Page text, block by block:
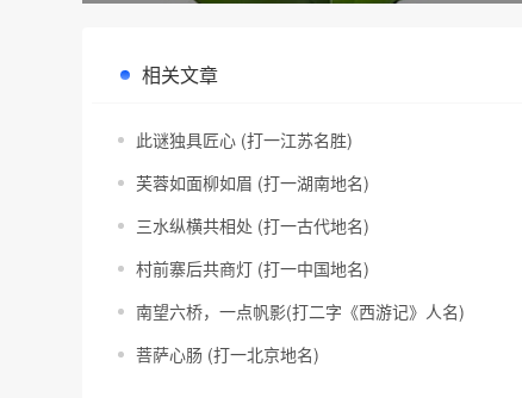
相关文章
此谜独具匠心 (打一江苏名胜)
芙蓉如面柳如眉 (打一湖南地名)
三水纵横共相处 (打一古代地名)
村前寨后共商灯 (打一中国地名)
南望六桥，一点帆影(打二字《西游记》人名)
菩萨心肠 (打一北京地名)